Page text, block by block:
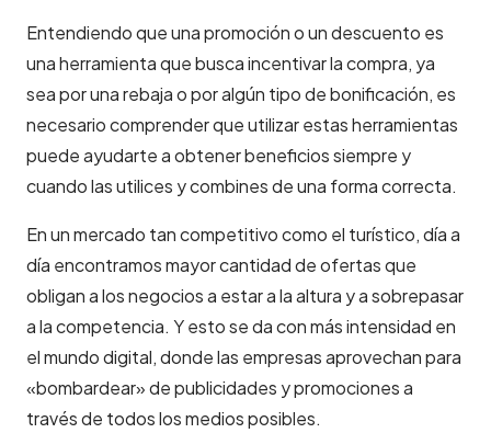
Entendiendo que una promoción o un descuento es
una herramienta que busca incentivar la compra, ya
sea por una rebaja o por algún tipo de bonificación, es
necesario comprender que utilizar estas herramientas
puede ayudarte a obtener beneficios siempre y
cuando las utilices y combines de una forma correcta.
En un mercado tan competitivo como el turístico, día a
día encontramos mayor cantidad de ofertas que
obligan a los negocios a estar a la altura y a sobrepasar
a la competencia. Y esto se da con más intensidad en
el mundo digital, donde las empresas aprovechan para
«bombardear» de publicidades y promociones a
través de todos los medios posibles.